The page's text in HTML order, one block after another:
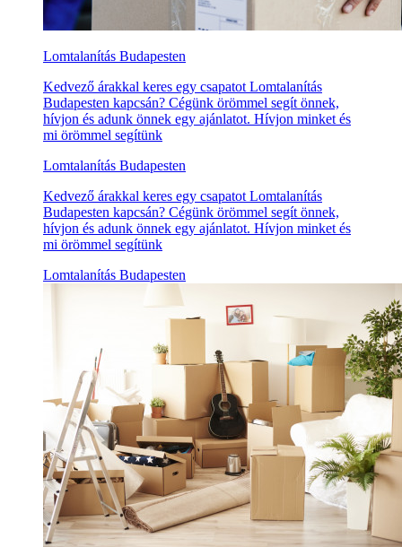
Lomtalanítás Budapesten
Kedvező árakkal keres egy csapatot Lomtalanítás
Budapesten kapcsán? Cégünk örömmel segít önnek,
hívjon és adunk önnek egy ajánlatot. Hívjon minket és
mi örömmel segítünk
Lomtalanítás Budapesten
Kedvező árakkal keres egy csapatot Lomtalanítás
Budapesten kapcsán? Cégünk örömmel segít önnek,
hívjon és adunk önnek egy ajánlatot. Hívjon minket és
mi örömmel segítünk
Lomtalanítás Budapesten